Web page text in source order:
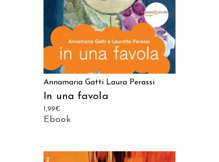
Annamaria Gatti Laura Perassi
In una favola
1,99€
Ebook